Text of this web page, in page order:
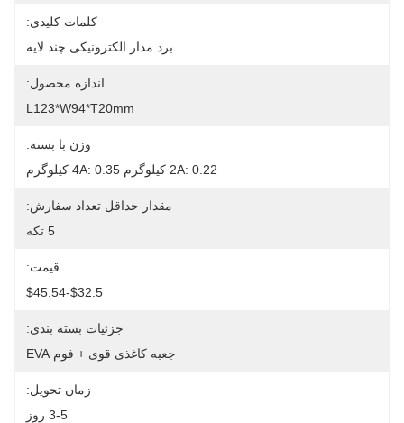
کلمات کلیدی:
برد مدار الکترونیکی چند لایه
اندازه محصول:
L123*W94*T20mm
وزن با بسته:
2A: 0.22 کیلوگرم 4A: 0.35 کیلوگرم
مقدار حداقل تعداد سفارش:
5 تکه
قیمت:
$32.5-$45.54
جزئیات بسته بندی:
جعبه کاغذی قوی + فوم EVA
زمان تحویل:
3-5 روز